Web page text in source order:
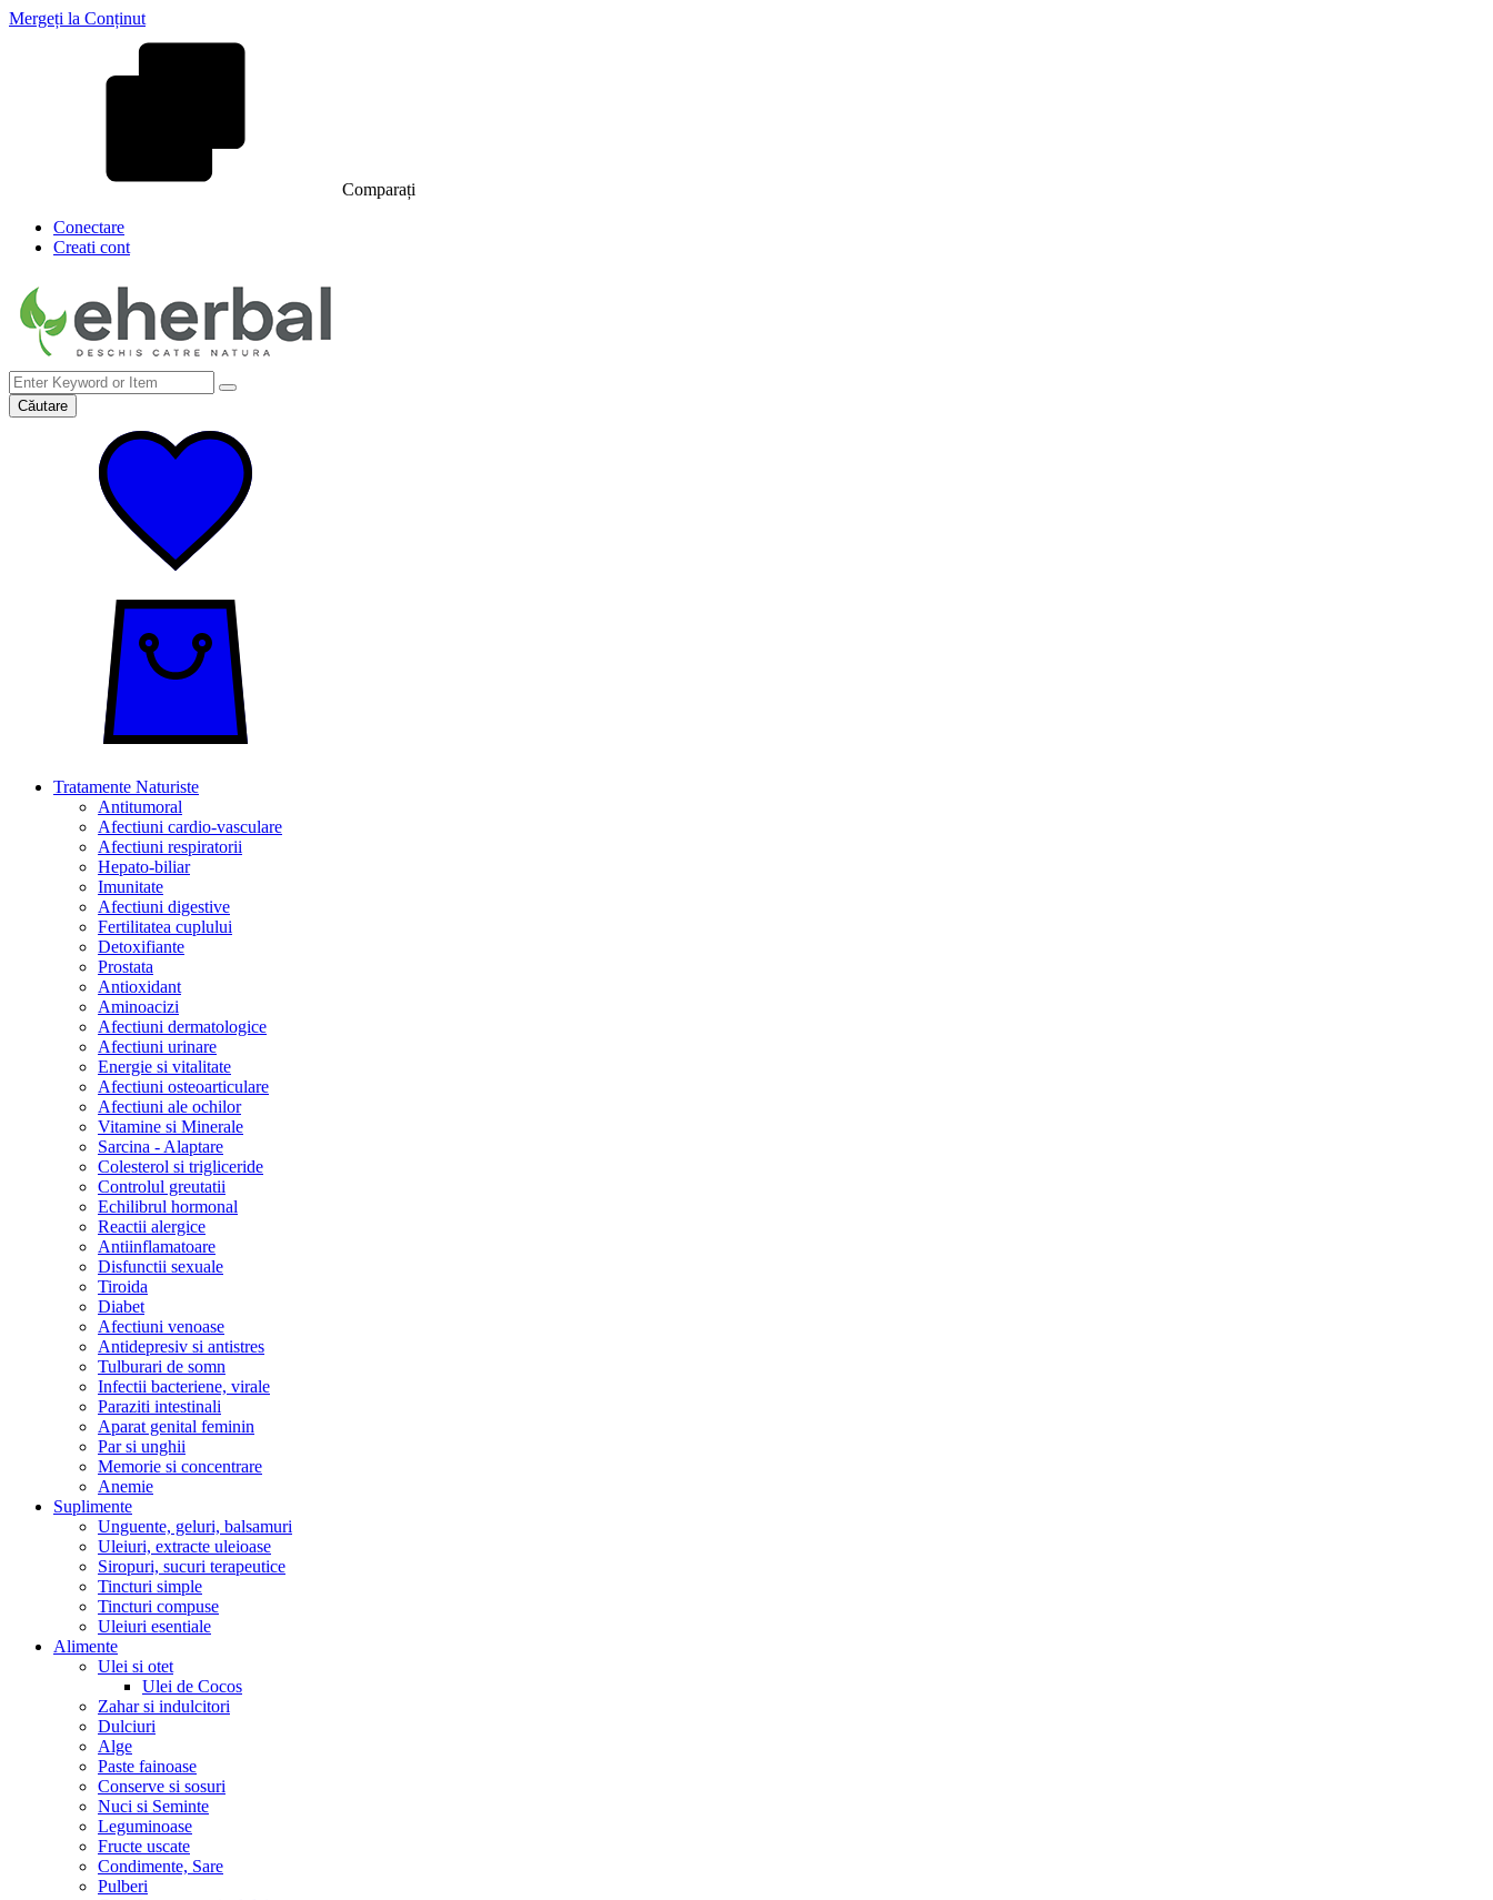
Mergeți la Conținut
Comparați
Conectare
Creati cont
Căutare
Tratamente Naturiste
Antitumoral
Afectiuni cardio-vasculare
Afectiuni respiratorii
Hepato-biliar
Imunitate
Afectiuni digestive
Fertilitatea cuplului
Detoxifiante
Prostata
Antioxidant
Aminoacizi
Afectiuni dermatologice
Afectiuni urinare
Energie si vitalitate
Afectiuni osteoarticulare
Afectiuni ale ochilor
Vitamine si Minerale
Sarcina - Alaptare
Colesterol si trigliceride
Controlul greutatii
Echilibrul hormonal
Reactii alergice
Antiinflamatoare
Disfunctii sexuale
Tiroida
Diabet
Afectiuni venoase
Antidepresiv si antistres
Tulburari de somn
Infectii bacteriene, virale
Paraziti intestinali
Aparat genital feminin
Par si unghii
Memorie si concentrare
Anemie
Suplimente
Unguente, geluri, balsamuri
Uleiuri, extracte uleioase
Siropuri, sucuri terapeutice
Tincturi simple
Tincturi compuse
Uleiuri esentiale
Alimente
Ulei si otet
Ulei de Cocos
Zahar si indulcitori
Dulciuri
Alge
Paste fainoase
Conserve si sosuri
Nuci si Seminte
Leguminoase
Fructe uscate
Condimente, Sare
Pulberi